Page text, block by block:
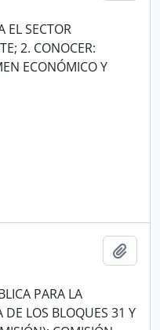
EL SECTOR
2. CONOCER:
ECONÓMICO Y
PARA LA
DE LOS BLOQUES 31 Y